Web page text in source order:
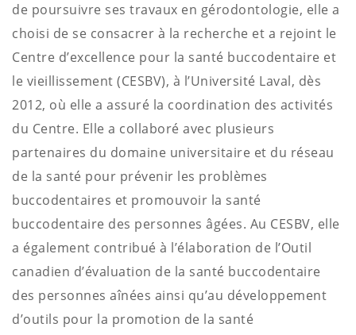
de poursuivre ses travaux en gérodontologie, elle a
choisi de se consacrer à la recherche et a rejoint le
Centre d’excellence pour la santé buccodentaire et
le vieillissement (CESBV), à l’Université Laval, dès
2012, où elle a assuré la coordination des activités
du Centre. Elle a collaboré avec plusieurs
partenaires du domaine universitaire et du réseau
de la santé pour prévenir les problèmes
buccodentaires et promouvoir la santé
buccodentaire des personnes âgées. Au CESBV, elle
a également contribué à l’élaboration de l’Outil
canadien d’évaluation de la santé buccodentaire
des personnes aînées ainsi qu’au développement
d’outils pour la promotion de la santé